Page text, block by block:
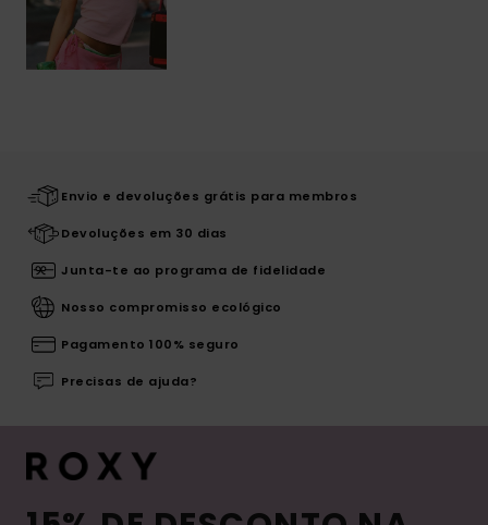
Envio e devoluções grátis para membros
Devoluções em 30 dias
Junta-te ao programa de fidelidade
Nosso compromisso ecológico
Pagamento 100% seguro
Precisas de ajuda?